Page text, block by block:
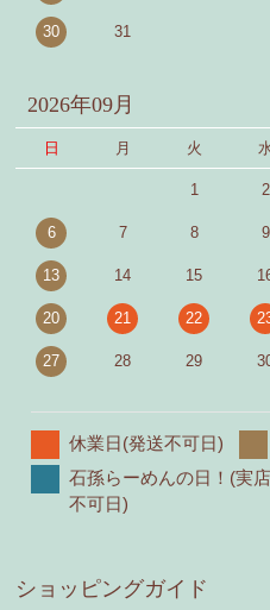
30 31
2026年09月
日 月 火
1 2
6 7 8 9
13 14 15
20 21 22
27 28 29
休業日(発送不可日)
石孫らーめんの日！(実
不可日)
ショッピングガイド